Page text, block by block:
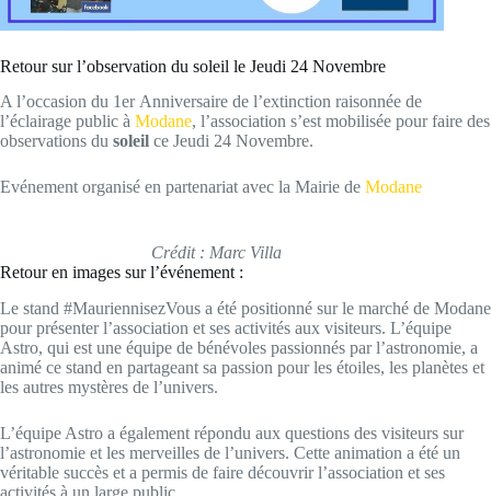
Retour sur l’observation du soleil le Jeudi 24 Novembre
A l’occasion du 1er Anniversaire de l’extinction raisonnée de
l’éclairage public à Modane, l’association s’est mobilisée pour faire des
observations du soleil ce Jeudi 24 Novembre.
Evénement organisé en partenariat avec la Mairie de Modane
Crédit : Marc Villa
Retour en images sur l’événement :
Le stand #MauriennisezVous a été positionné sur le marché de Modane
pour présenter l’association et ses activités aux visiteurs. L’équipe
Astro, qui est une équipe de bénévoles passionnés par l’astronomie, a
animé ce stand en partageant sa passion pour les étoiles, les planètes et
les autres mystères de l’univers.
L’équipe Astro a également répondu aux questions des visiteurs sur
l’astronomie et les merveilles de l’univers. Cette animation a été un
véritable succès et a permis de faire découvrir l’association et ses